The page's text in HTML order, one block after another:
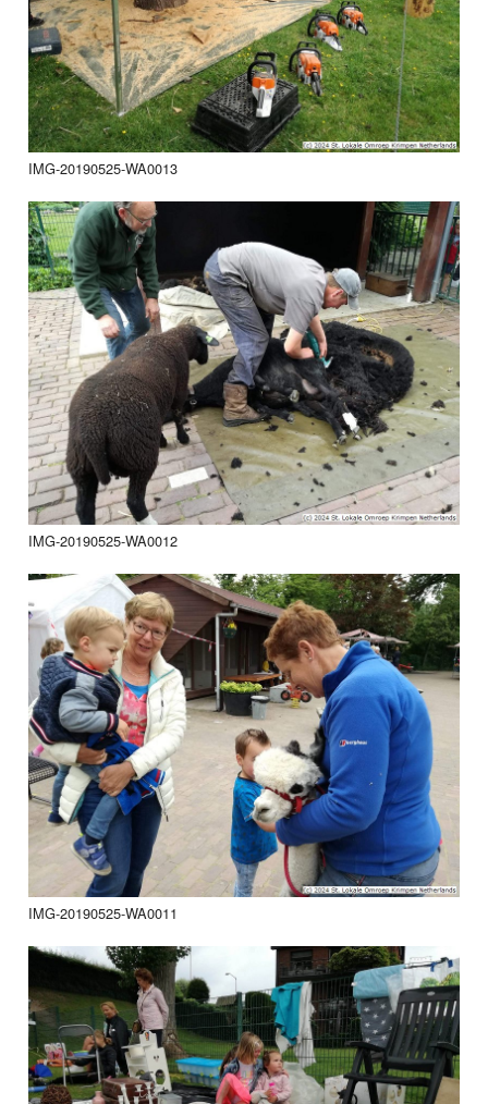
IMG-20190525-WA0013
IMG-20190525-WA0012
IMG-20190525-WA0011